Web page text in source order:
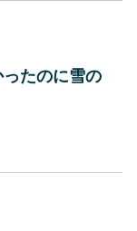
たのに雪の